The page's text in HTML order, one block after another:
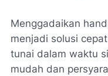
Menggadaikan
menjadi solusi
tunai dalam waktu
mudah dan